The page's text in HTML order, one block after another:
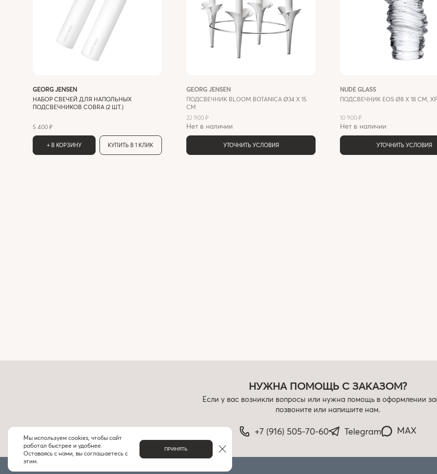
GEORG JENSEN
НАБОР СВЕЧЕЙ ДЛЯ НАПОЛЬНЫХ
ПОДСВЕЧНИКОВ COBRA (2 ШТ.)
5 400 ₽
+ В КОРЗИНУ КУПИТЬ В 1 КЛИК
GEORG JENSEN
ПОДСВЕЧНИК BLOOM BOTANICA Ø34 Х 15
СМ
22 900 ₽
Нет в наличии
УТОЧНИТЬ УСЛОВИЯ
NUDE GLASS
ПОДСВЕЧНИК EOS Ø8 X 18 СМ,
10 900 ₽
Нет в наличии
УТОЧНИТЬ УСЛОВИЯ
НУЖНА ПОМОЩЬ С ЗАКАЗОМ?
Если у вас возникли вопросы или нужна помощь в оформлении
позвоните или напишите нам.
+7 (916) 505-70-60 Telegram MAX
Мы используем cookies, чтобы сайт
работал быстрее и удобнее.
Оставаясь с нами, вы соглашаетесь с
этим.
ПРИНЯТЬ